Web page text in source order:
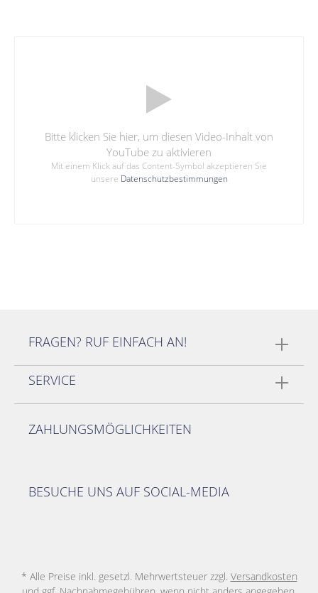
Bitte klicken Sie hier, um diesen Video-Inhalt von
YouTube zu aktivieren
Mit einem Klick auf das Content-Symbol akzeptieren Sie
unsere Datenschutzbestimmungen
FRAGEN? RUF EINFACH AN!
SERVICE
ZAHLUNGSMÖGLICHKEITEN
BESUCHE UNS AUF SOCIAL-MEDIA
* Alle Preise inkl. gesetzl. Mehrwertsteuer zzgl. Versandkosten